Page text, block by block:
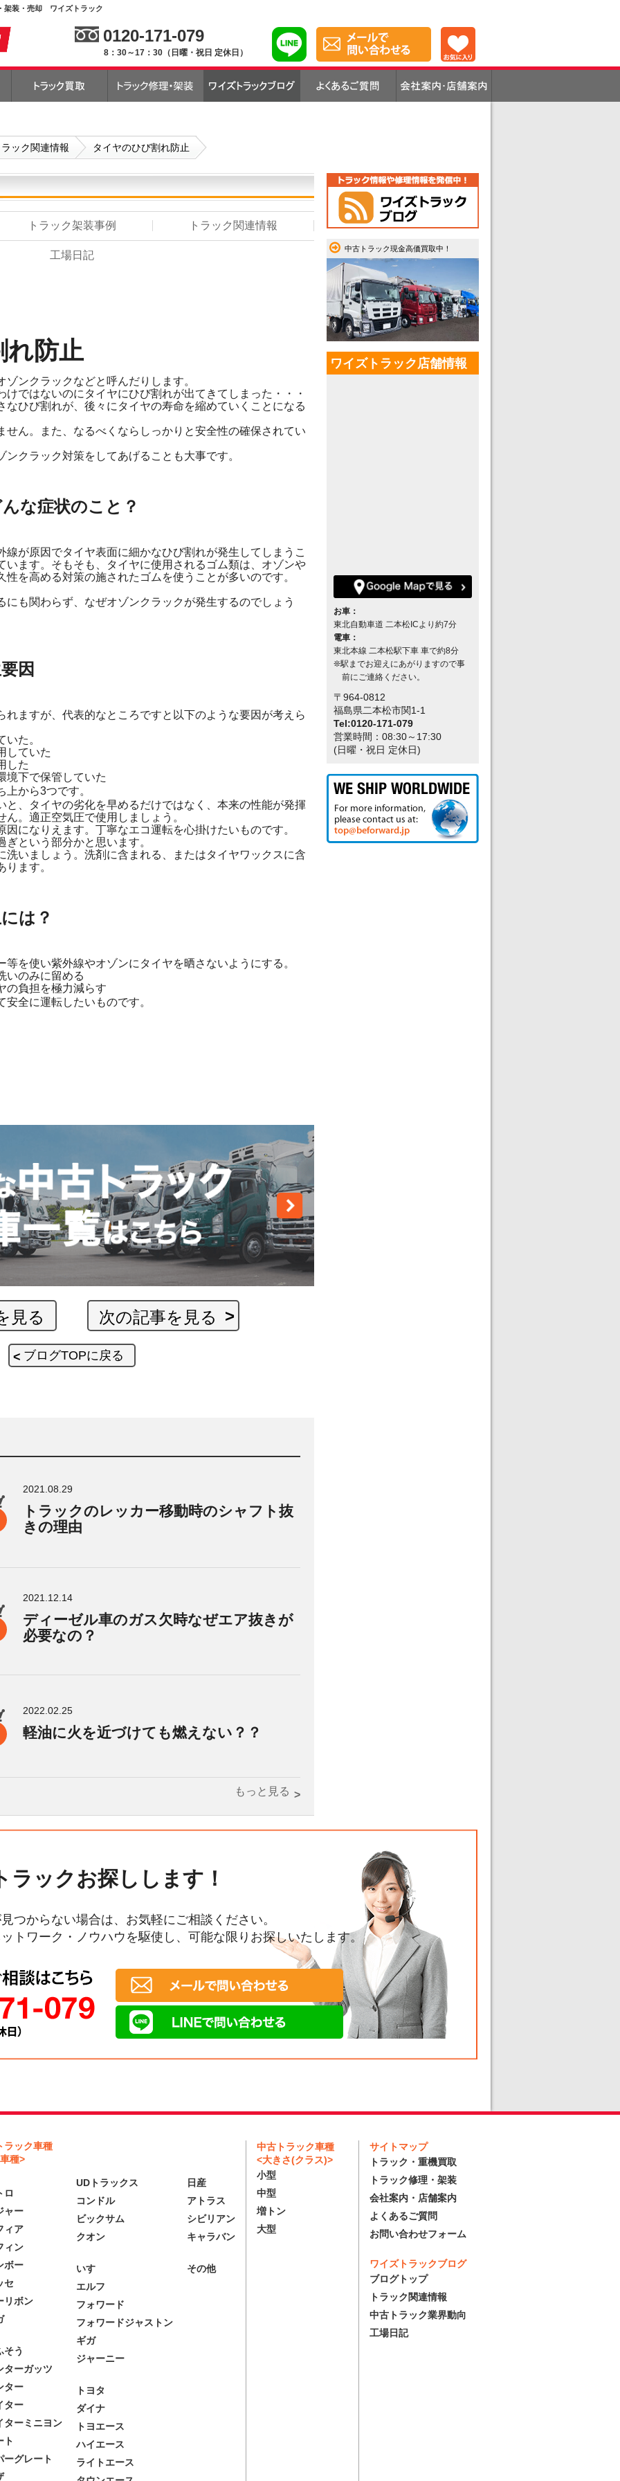
装・売却 ワイズトラック
0120-171-079
8：30～17：30（日曜・祝日 定休日）
ック関連情報 タイヤのひび割れ防止
トラック架装事例 トラック関連情報
工場日記
防止
ンクラックなどと呼んだりします。
ではないのにタイヤにひび割れが出てきてしまった・・・
なひび割れが、後々にタイヤの寿命を縮めていくことになる
せん。また、なるべくならしっかりと安全性の確保されてい
クラック対策をしてあげることも大事です。
な症状のこと？
が原因でタイヤ表面に細かなひび割れが発生してしまうこ
います。そもそも、タイヤに使用されるゴム類は、オゾンや
を高める対策の施されたゴムを使うことが多いのです。
も関わらず、なぜオゾンクラックが発生するのでしょう
因
れますが、代表的なところですと以下のような要因が考えら
た。
していた
した
境下で保管していた
から3つです。
と、タイヤの劣化を早めるだけではなく、本来の性能が発揮
。適正空気圧で使用しましょう。
になりえます。丁寧なエコ運転を心掛けたいものです。
という部分かと思います。
洗いましょう。洗剤に含まれる、またはタイヤワックスに含
ます。
は？
を使い紫外線やオゾンにタイヤを晒さないようにする。
いのみに留める
の負担を極力減らす
全に運転したいものです。
見る 次の記事を見る
ブログTOPに戻る
2021.08.29
トラックのレッカー移動時のシャフト抜
きの理由
2021.12.14
ディーゼル車のガス欠時なぜエア抜きが
必要なの？
2022.02.25
軽油に火を近づけても燃えない？？
もっと見る
中古トラック現金高価買取中！
ワイズトラック店舗情報
お車：
東北自動車道 二本松ICより約7分
電車：
東北本線 二本松駅下車 車で約8分
❊駅までお迎えにあがりますので事
前にご連絡ください。
〒964-0812
福島県二本松市関1-1
Tel:0120-171-079
営業時間：08:30～17:30
(日曜・祝日 定休日)
ラックお探しします！
つからない場合は、お気軽にご相談ください。
トワーク・ノウハウを駆使し、可能な限りお探しいたします。
ラック車種
種>
ロ
ャー
ィア
ィン
ボー
セ
リボン
そう
ターガッツ
ター
ター
ターミニヨン
ト
ーグレート
UDトラックス
コンドル
ビックサム
クオン
いすゞ
エルフ
フォワード
フォワードジャストン
ギガ
ジャーニー
トヨタ
ダイナ
トヨエース
ハイエース
ライトエース
日産
アトラス
シビリアン
キャラバン
その他
中古トラック車種
<大きさ(クラス)>
小型
中型
増トン
大型
サイトマップ
トラック・重機買取
トラック修理・架装
会社案内・店舗案内
よくあるご質問
お問い合わせフォーム
ワイズトラックブログ
ブログトップ
トラック関連情報
中古トラック業界動向
工場日記